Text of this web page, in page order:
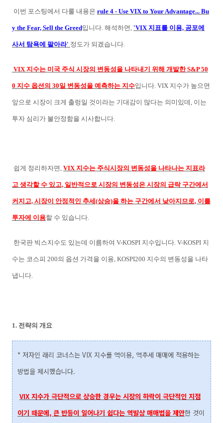
이번 포스팅에서 다룰 내용은 rule 4 - Use VIX to Your Advantage... Bu
y the Fear, Sell the Greed입니다. 해석하면, 'VIX 지표를 이용, 공포에
사서 탐욕에 팔아라' 정도가 되겠습니다.
VIX 지수는 미국 주식 시장의 변동성을 나타내기 위해 개발한 S&P 50
0 지수 옵션의 30일 변동성을 예측하는 지수입니다. VIX 지수가 높으면
앞으로 시장이 크게 출렁일 것이라는 기대감이 많다는 의미있데, 이는
투자 심리가 불안정함을 시사합니다.
쉽게 정리하자면, VIX 지수는 주식시장의 변동성을 나타나는 지표라
고 생각할 수 있고, 일반적으로 시장의 변동성은 시장의 급락 구간에서
커지고, 시장이 안정적인 추세(상승)을 하는 구간에서 낮아지므로, 이를
투자에 이용할 수 있습니다.
한국판 빅스지수도 있는데 이름하여 V-KOSPI 지수입니다. V-KOSPI 지
수는 코스피 200의 옵션 가격을 이용, KOSPI200 지수의 변동성을 나타
냅니다.
1. 전략의 개요
* 저자인 래리 코너스는 VIX 지수를 역이용, 역추세 매매에 적용하는
방법을 제시했습니다.
VIX 지수가 극단적으로 상승한 경우는 시장의 하락이 극단적인 지점
이기 때문에, 큰 반등이 일어나기 쉽다는 역발상 매매법을 제안한 것이